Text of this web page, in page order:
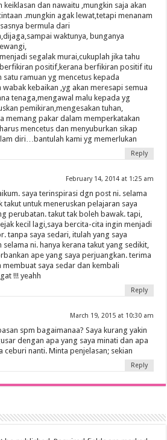
keiklasan dan nawaitu ,mungkin saja akan
.mungkin agak lewat,tetapi menanam
bermula dari
waktunya, bunganya
segalak murai,cukuplah jika tahu
positif,kerana berfikiran positif itu
satu ramuan yg mencetus kepada
wabak kebaikan ,yg akan meresapi semua
tenaga,mengawal malu kepada yg
pemikiran,mengesakan tuhan,
memang pakar dalam memperkatakan
mencetus dan menyuburkan sikap
diri…bantulah kami yg memerlukan
Reply
February 14, 2014 at 1:25 am
saya terinspirasi dgn post ni. selama
takut untuk meneruskan pelajaran saya
perubatan. takut tak boleh bawak. tapi,
kecil lagi,saya bercita-cita ingin menjadi
tanpa saya sedari, itulah yang saya
selama ni. hanya kerana takut yang sedikit,
ape yang saya perjuangkan. terima
membuat saya sedar dan kembali
!!! yeahh
Reply
March 19, 2015 at 10:30 am
spm bagaimanaa? Saya kurang yakin
dengan apa yang saya minati dan apa
ceburi nanti. Minta penjelasan; sekian
Reply